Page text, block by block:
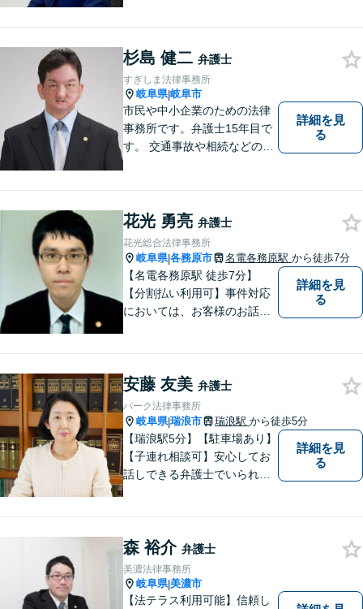
お気軽にご相談下さい。
杉島 健二 弁護士
すぎしま法律事務所
岐阜県|岐阜市
市民や中小企業のための法律
事務所です。弁護士15年目で
す。 交通事故や相続などの相
ました。特に交通事故では多
くの後遺障害事故や死亡事故
を解決してきました。
詳細を見
る
花光 勇亮 弁護士
花光総合法律事務所
岐阜県|各務原市 名電各務原駅 から徒歩7分
【名電各務原駅 徒歩7分】
【分割払い利用可】事件対応
においては、お客様のお話を
ることを心がけています。
詳細を見
る
安藤 友美 弁護士
パーク法律事務所
岐阜県|瑞浪市 瑞浪駅 から徒歩5分
【瑞浪駅5分】【駐車場あり】
【子連れ相談可】安心してお
話しできる弁護士でいられる
ます。より良い解決ができる
ようサポートしたいと考えて
おります。
詳細を見
る
森 裕介 弁護士
美濃法律事務所
岐阜県|美濃市
【法テラス利用可能】信頼し